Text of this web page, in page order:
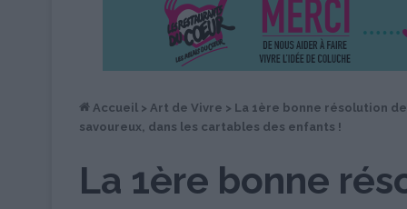
Accueil > Art de Vivre > La 1ère bonne résolution
savoureux, dans les cartables des enfants !
La 1ère bonne